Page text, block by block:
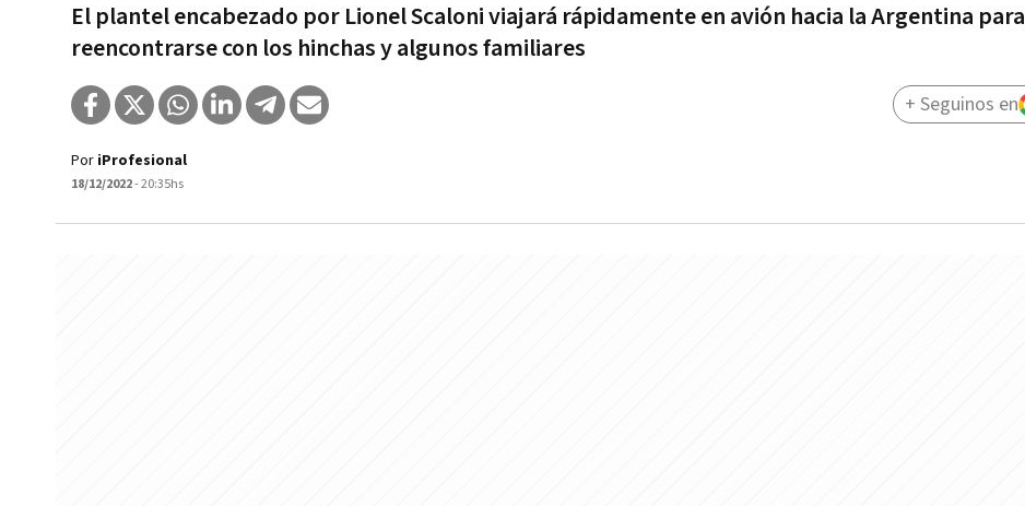
El plantel encabezado por Lionel Scaloni viajará rápidamente en avión hacia la Argentina para
reencontrarse con los hinchas y algunos familiares
Por iProfesional
18/12/2022- 20:35hs
+ Seguinos en